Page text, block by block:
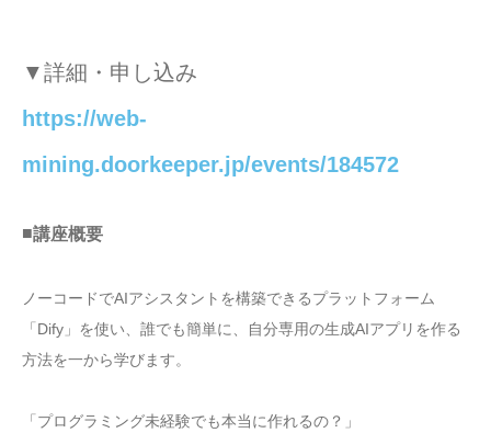
▼詳細・申し込み
https://web-
mining.doorkeeper.jp/events/184572
■講座概要
ノーコードでAIアシスタントを構築できるプラットフォーム
「Dify」を使い、誰でも簡単に、自分専用の生成AIアプリを作る
方法を一から学びます。
「プログラミング未経験でも本当に作れるの？」